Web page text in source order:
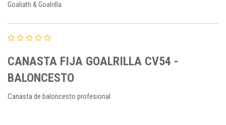
Goaliath & Goalrilla
CANASTA FIJA GOALRILLA CV54 -
BALONCESTO
Canasta de baloncesto profesional